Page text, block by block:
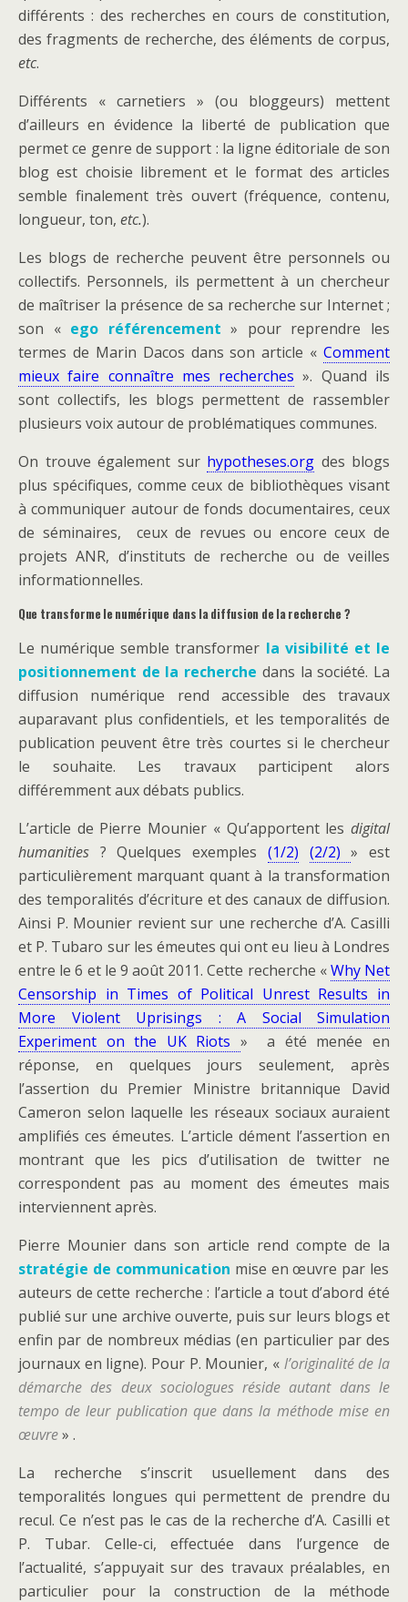
différents : des recherches en cours de constitution,
des fragments de recherche, des éléments de corpus,
etc.
Différents « carnetiers » (ou bloggeurs) mettent
d’ailleurs en évidence la liberté de publication que
permet ce genre de support : la ligne éditoriale de son
blog est choisie librement et le format des articles
semble finalement très ouvert (fréquence, contenu,
longueur, ton, etc.).
Les blogs de recherche peuvent être personnels ou
collectifs. Personnels, ils permettent à un chercheur
de maîtriser la présence de sa recherche sur Internet ;
son « ego référencement» pour reprendre les
termes de Marin Dacos dans son article « Comment
mieux faire connaître mes recherches ». Quand ils
sont collectifs, les blogs permettent de rassembler
plusieurs voix autour de problématiques communes.
On trouve également sur hypotheses.org des blogs
plus spécifiques, comme ceux de bibliothèques visant
à communiquer autour de fonds documentaires, ceux
de séminaires, ceux de revues ou encore ceux de
projets ANR, d’instituts de recherche ou de veilles
informationnelles.
Que transforme le numérique dans la diffusion de la recherche ?
Le numérique semble transformer la visibilité et le
positionnement de la recherche dans la société. La
diffusion numérique rend accessible des travaux
auparavant plus confidentiels, et les temporalités de
publication peuvent être très courtes si le chercheur
le souhaite. Les travaux participent alors
différemment aux débats publics.
L’article de Pierre Mounier « Qu’apportent les digital
humanities ? Quelques exemples (1/2) (2/2)» est
particulièrement marquant quant à la transformation
des temporalités d’écriture et des canaux de diffusion.
Ainsi P. Mounier revient sur une recherche d’A. Casilli
et P. Tubaro sur les émeutes qui ont eu lieu à Londres
entre le 6 et le 9 août 2011. Cette recherche «Why Net
Censorship in Times of Political Unrest Results in
More Violent Uprisings : A Social Simulation
Experiment on the UK Riots » a été menée en
réponse, en quelques jours seulement, après
l’assertion du Premier Ministre britannique David
Cameron selon laquelle les réseaux sociaux auraient
amplifiés ces émeutes. L’article dément l’assertion en
montrant que les pics d’utilisation de twitter ne
correspondent pas au moment des émeutes mais
interviennent après.
Pierre Mounier dans son article rend compte de la
stratégie de communication mise en œuvre par les
auteurs de cette recherche : l’article a tout d’abord été
publié sur une archive ouverte, puis sur leurs blogs et
enfin par de nombreux médias (en particulier par des
journaux en ligne). Pour P. Mounier, « l’originalité de la
démarche des deux sociologues réside autant dans le
tempo de leur publication que dans la méthode mise en
œuvre» .
La recherche s’inscrit usuellement dans des
temporalités longues qui permettent de prendre du
recul. Ce n’est pas le cas de la recherche d’A. Casilli et
P. Tubar. Celle-ci, effectuée dans l’urgence de
l’actualité, s’appuyait sur des travaux préalables, en
particulier pour la construction de la méthode